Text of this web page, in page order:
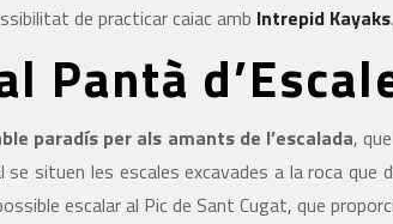
de practicar caiac amb Intrepid Kayaks.
Pantà
paradís per als amants de l’escalada,
situen les escales excavades a la roca
escalar al Pic de Sant Cugat, que